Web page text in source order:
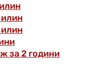
за 2 години